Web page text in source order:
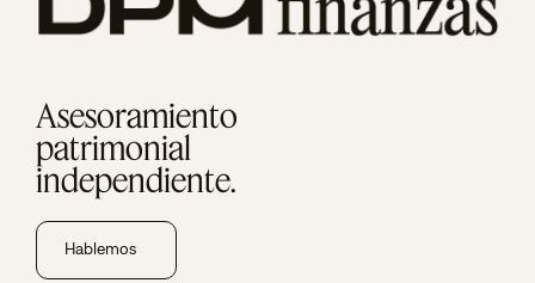
Asesoramiento
patrimonial
independiente.
Hablemos